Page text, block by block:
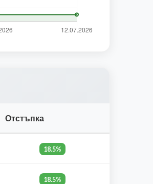
Отстъпка
18.5%
18.5%